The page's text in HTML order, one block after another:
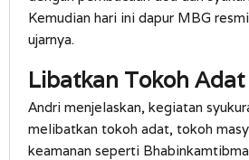
Kemudian hari ini dapur MBG
ujarnya.
Libatkan Tokoh
Andri menjelaskan, kegiatan
melibatkan tokoh adat, tokoh
keamanan seperti